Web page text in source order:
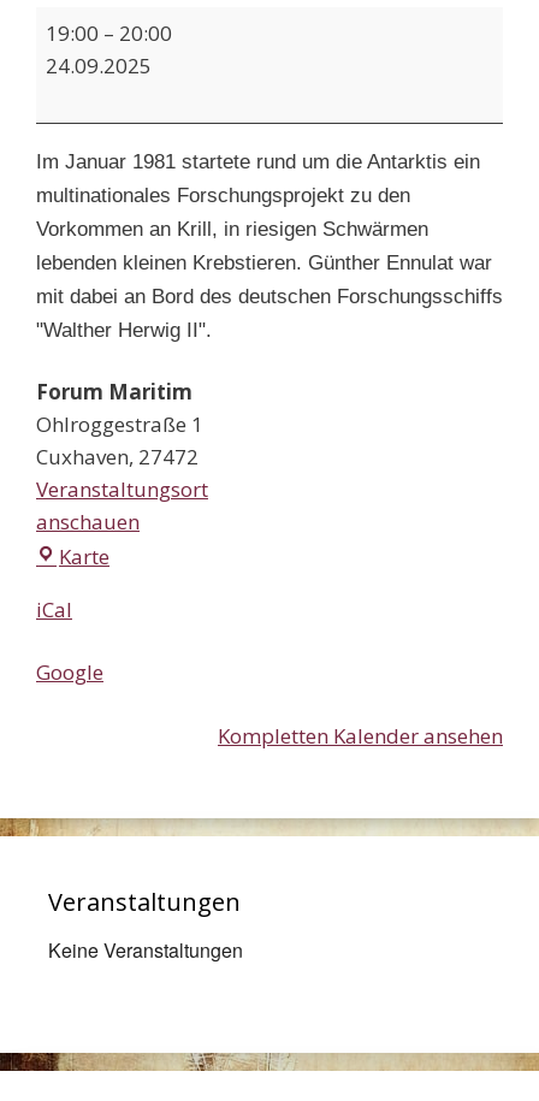
Filmabend:
Reise
ans
Ende
der
Welt
19:00 – 20:00
24.09.2025
Im Januar 1981 startete rund um die Antarktis ein
multinationales Forschungsprojekt zu den
Vorkommen an Krill, in riesigen Schwärmen
lebenden kleinen Krebstieren. Günther Ennulat war
mit dabei an Bord des deutschen Forschungsschiffs
"Walther Herwig II".
Forum Maritim
Ohlroggestraße 1
Cuxhaven, 27472
Veranstaltungsort
anschauen
Karte
iCal
Google
Kompletten Kalender ansehen
Veranstaltungen
Keine Veranstaltungen